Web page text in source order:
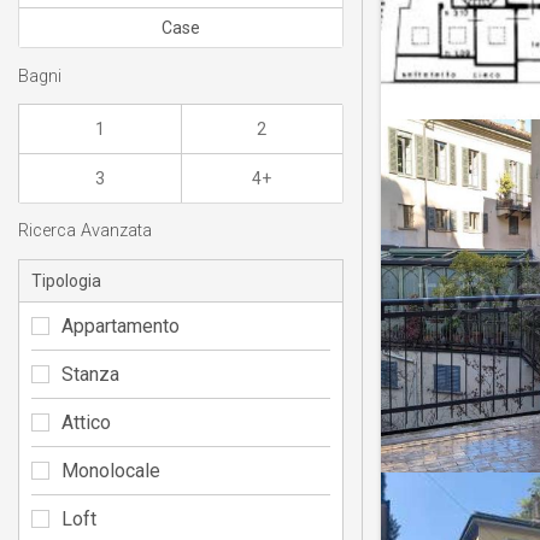
Case
Bagni
1 2
3 4+
Ricerca Avanzata
Tipologia
Appartamento
Stanza
Attico
Monolocale
Loft